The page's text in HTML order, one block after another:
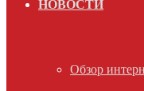
НОВОСТИ
Обзор